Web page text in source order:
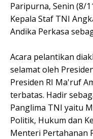
Paripurna, Senin (8/
Kepala Staf TNI
Andika Perkasa
Acara pelantikan
selamat oleh
Presiden RI Ma'ruf
terbatas. Hadir
Panglima TNI yaitu
Politik, Hukum dan
Menteri Pertahanan